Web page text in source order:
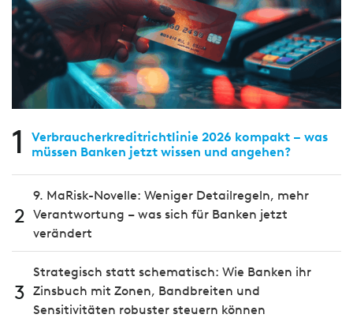
1
Verbraucherkreditrichtlinie 2026 kompakt – was
müssen Banken jetzt wissen und angehen?
2
9. MaRisk-Novelle: Weniger Detailregeln, mehr
Verantwortung – was sich für Banken jetzt
verändert
3
Strategisch statt schematisch: Wie Banken ihr
Zinsbuch mit Zonen, Bandbreiten und
Sensitivitäten robuster steuern können